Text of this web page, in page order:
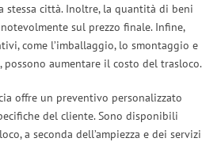
stessa città. Inoltre, la quantità di beni
sul prezzo finale. Infine,
come l’imballaggio, lo smontaggio e
aumentare il costo del trasloco.
offre un preventivo personalizzato
del cliente. Sono disponibili
a seconda dell’ampiezza e dei servizi